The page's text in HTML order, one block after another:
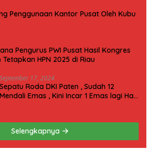
Penggunaan Kantor Pusat Oleh Kubu
Pengurus PWI Pusat Hasil Kongres
Tetapkan HPN 2025 di Riau
September 17, 2024
Sepatu Roda DKI Paten , Sudah 12
Mendali Emas , Kini Incar 1 Emas lagi Hari
Selengkapnya